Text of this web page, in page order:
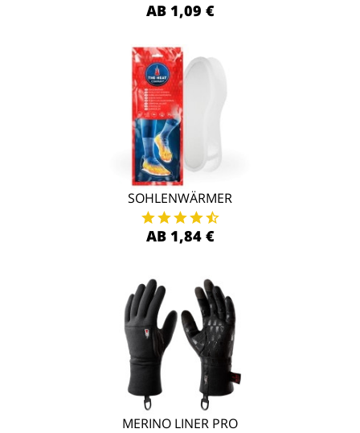
AB 1,09 €
SOHLENWÄRMER
AB 1,84 €
MERINO LINER PRO